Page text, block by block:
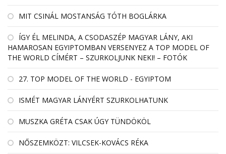
MIT CSINÁL MOSTANSÁG TÓTH BOGLÁRKA
ÍGY ÉL MELINDA, A CSODASZÉP MAGYAR LÁNY, AKI
HAMAROSAN EGYIPTOMBAN VERSENYEZ A TOP MODEL OF
THE WORLD CÍMÉRT – SZURKOLJUNK NEKI! – FOTÓK
27. TOP MODEL OF THE WORLD - EGYIPTOM
ISMÉT MAGYAR LÁNYÉRT SZURKOLHATUNK
MUSZKA GRÉTA CSAK ÚGY TÜNDÖKÖL
NŐSZEMKÖZT: VILCSEK-KOVÁCS RÉKA